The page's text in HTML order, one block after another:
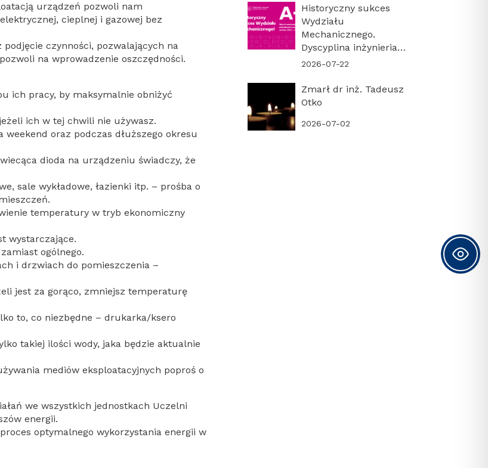
urządzeń pozwoli nam
cieplnej i gazowej bez
czynności, pozwalających na
na wprowadzenie oszczędności.
ich pracy, by maksymalnie obniżyć
ich w tej chwili nie używasz.
oraz podczas dłuższego okresu
dioda na urządzeniu świadczy, że
sale wykładowe, łazienki itp. – prośba o
temperatury w tryb ekonomiczny
wystarczające.
ogólnego.
i drzwiach do pomieszczenia –
jest za gorąco, zmniejsz temperaturę
to, co niezbędne – drukarka/ksero
takiej ilości wody, jaka będzie aktualnie
mediów eksploatacyjnych poproś o
we wszystkich jednostkach Uczelni
energii.
optymalnego wykorzystania energii w
Historyczny sukces
Wydziału
Mechanicznego.
Dyscyplina inżynieria
mechaniczna z
naukową A+!
2026-07-22
Zmarł dr inż. Tadeusz
Otko
2026-07-02